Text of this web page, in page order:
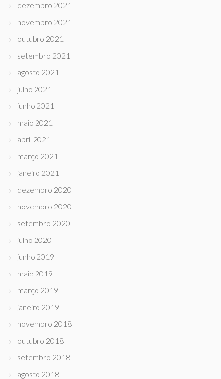
dezembro 2021
novembro 2021
outubro 2021
setembro 2021
agosto 2021
julho 2021
junho 2021
maio 2021
abril 2021
março 2021
janeiro 2021
dezembro 2020
novembro 2020
setembro 2020
julho 2020
junho 2019
maio 2019
março 2019
janeiro 2019
novembro 2018
outubro 2018
setembro 2018
agosto 2018